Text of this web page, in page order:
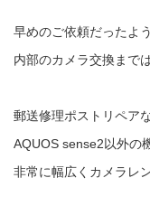
早めのご依頼だったよう
内部のカメラ交換まで
郵送修理ポストリペア
AQUOS sense2以外の
非常に幅広くカメラレ